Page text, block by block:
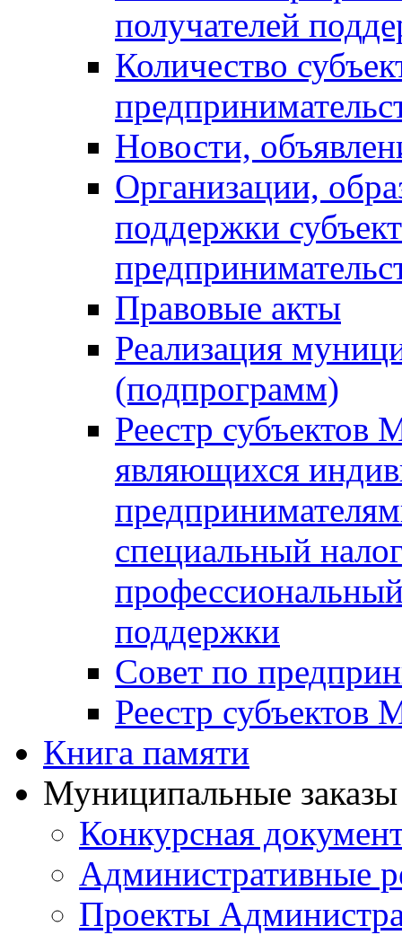
получателей
Количество
Новости,
Организации,
поддержки
Правовые акты
Реализация
(подпрограмм)
Реестр
являющихся
специальный
поддержки
Совет по
Реестр
Книга памяти
Муниципальные
Конкурсная
Административные
Проекты